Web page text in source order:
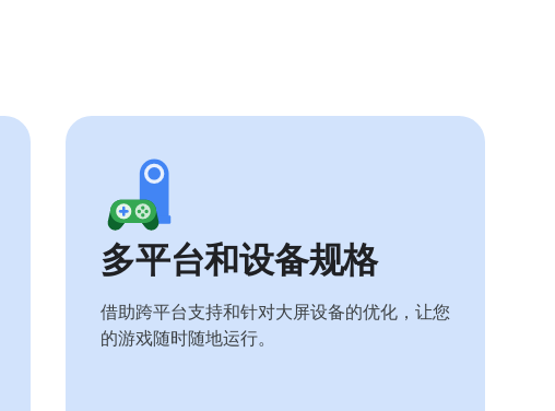
多平台和设备规格
借助跨平台支持和针对大屏设备的优化，让您
的游戏随时随地运行。